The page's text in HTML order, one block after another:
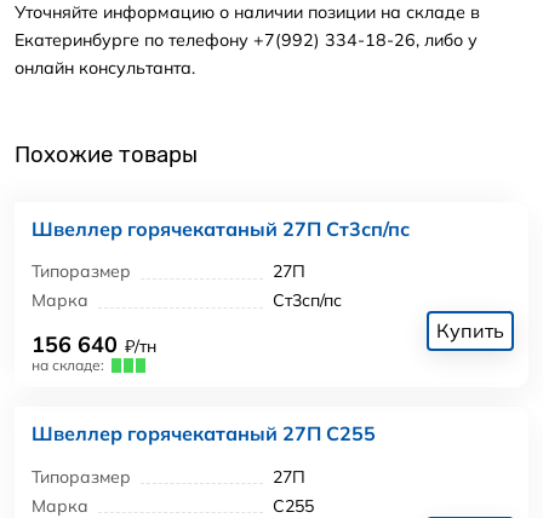
Уточняйте информацию о наличии позиции на складе в
Екатеринбурге по телефону +7(992) 334-18-26, либо у
онлайн консультанта.
Похожие товары
Швеллер горячекатаный 27П Ст3сп/пс
Типоразмер
27П
Марка
Ст3сп/пс
156 640 ₽/тн
на складе:
Купить
Швеллер горячекатаный 27П С255
Типоразмер
27П
Марка
С255